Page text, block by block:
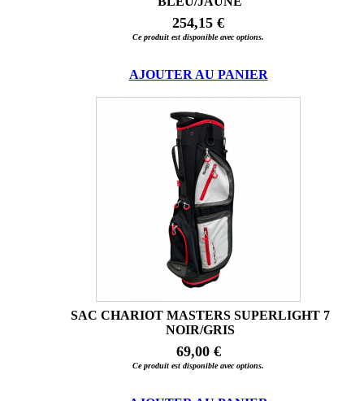
254,15 €
Ce produit est disponible avec options.
AJOUTER AU PANIER
SAC CHARIOT MASTERS SUPERLIGHT 7
NOIR/GRIS
69,00 €
Ce produit est disponible avec options.